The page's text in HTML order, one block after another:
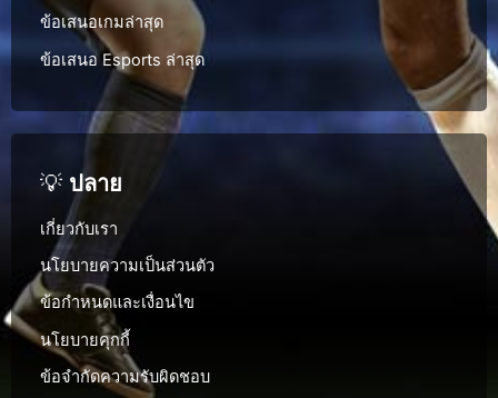
ข้อเสนอเกมล่าสุด
ข้อเสนอ Esports ล่าสุด
💡 ปลาย
เกี่ยวกับเรา
นโยบายความเป็นส่วนตัว
ข้อกำหนดและเงื่อนไข
นโยบายคุกกี้
ข้อจำกัดความรับผิดชอบ